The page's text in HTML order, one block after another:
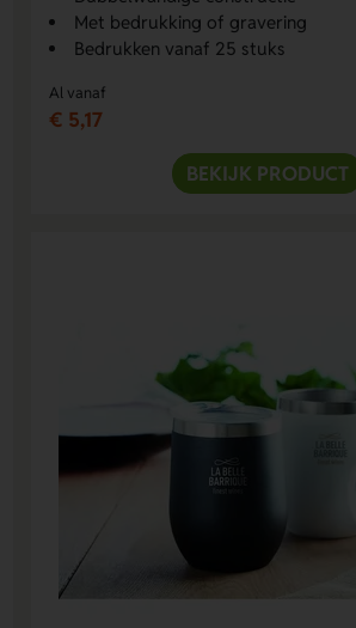
Met bedrukking of gravering
Bedrukken vanaf 25 stuks
Al vanaf
€ 5,17
BEKIJK PRODUCT